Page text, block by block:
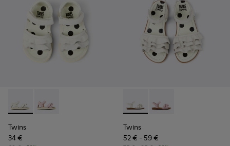
Twins - K800678-001 - Sandales en cuir blanches pour
Twins - K800678-002
Twins
34 €
Twins - K800676-001 -
Twins - K800676-003
Twins
52 € - 59 €